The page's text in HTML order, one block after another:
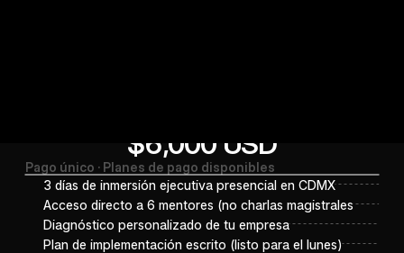
vale resolver
para tu empresa?
factura al año
$6,000 USD
Pago único · Planes de pago disponibles
3 días de inmersión ejecutiva presencial en CDMX
Acceso directo a 6 mentores (no charlas magistrales
Diagnóstico personalizado de tu empresa
Plan de implementación escrito (listo para el lunes)